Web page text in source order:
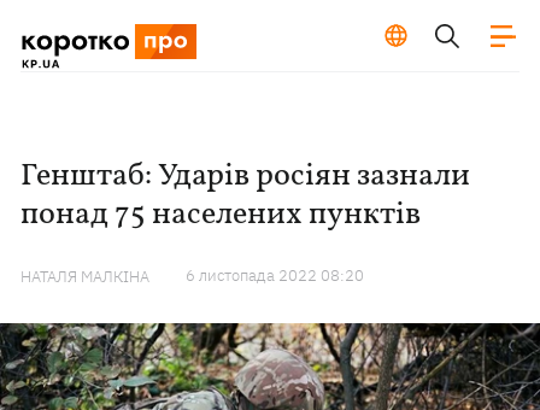
Генштаб: Ударів росіян зазнали
понад 75 населених пунктів
НАТАЛЯ МАЛКІНА 6 листопада 2022 08:20